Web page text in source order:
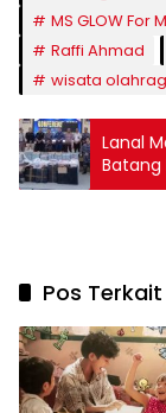
MS GLOW For
Raffi Ahmad
wisata
Lanal
Batang
Lembar
Pos Terkait